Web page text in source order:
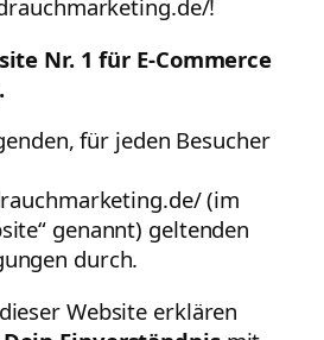
!
Nr. 1 für E-Commerce
für jeden Besucher
(im
genannt) geltenden
durch.
Website erklären